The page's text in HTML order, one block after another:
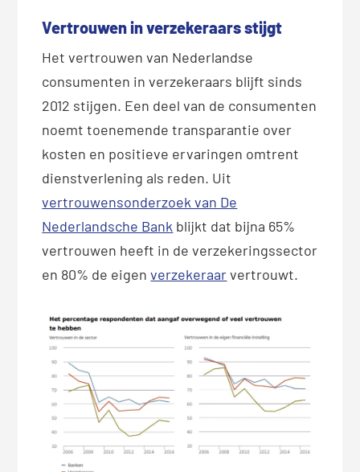
Vertrouwen in verzekeraars stijgt
Het vertrouwen van Nederlandse
consumenten in verzekeraars blijft sinds
2012 stijgen. Een deel van de consumenten
noemt toenemende transparantie over
kosten en positieve ervaringen omtrent
dienstverlening als reden. Uit
vertrouwensonderzoek van De
Nederlandsche Bank blijkt dat bijna 65%
vertrouwen heeft in de verzekeringssector
en 80% de eigenverzekeraarvertrouwt.